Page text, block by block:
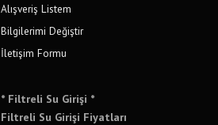
Alışveriş Listem
Bilgilerimi Değiştir
İletişim Formu
* Filtreli Su Girişi *
Filtreli Su Girişi Fiyatları